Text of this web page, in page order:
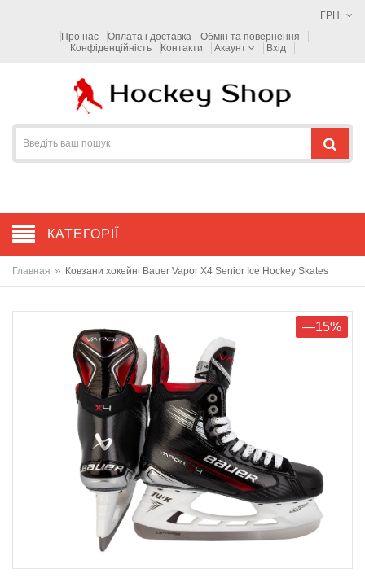
ГРН.
Про нас
Оплата і доставка
Обмін та повернення
Конфіденційність
Контакти Акаунт Вхід
КАТЕГОРІЇ
Главная » Ковзани хокейні Bauer Vapor X4 Senior Ice Hockey Skates
—15%